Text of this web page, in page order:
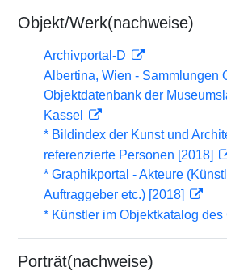
Objekt/Werk(nachweise)
Archivportal-D
Albertina, Wien - Sammlungen
Objektdatenbank der
Kassel
* Bildindex der Kunst und
referenzierte Personen [2018]
* Graphikportal - Akteure
Auftraggeber etc.) [2018]
* Künstler im Objektkatalog des
Porträt(nachweise)